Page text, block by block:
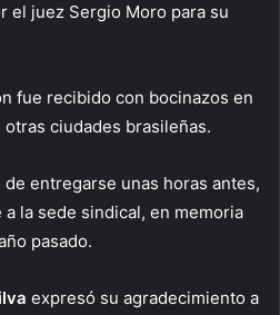
el juez Sergio Moro para su
fue recibido con bocinazos en
ciudades brasileñas.
entregarse unas horas antes,
la sede sindical, en memoria
pasado.
expresó su agradecimiento a